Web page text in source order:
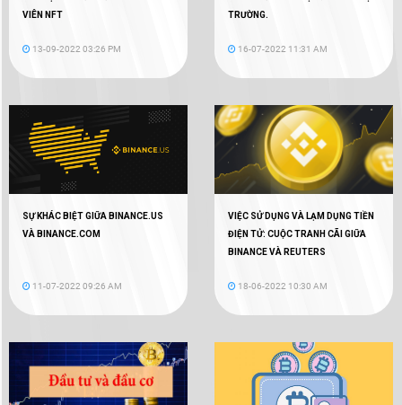
VIÊN NFT
13-09-2022 03:26 PM
TRƯỜNG.
16-07-2022 11:31 AM
SỰ KHÁC BIỆT GIỮA BINANCE.US
VÀ BINANCE.COM
11-07-2022 09:26 AM
VIỆC SỬ DỤNG VÀ LẠM DỤNG TIỀN
ĐIỆN TỬ: CUỘC TRANH CÃI GIỮA
BINANCE VÀ REUTERS
18-06-2022 10:30 AM